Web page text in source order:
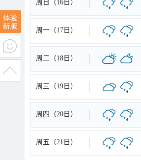
周日（16日）
周一（17日）
周二（18日）
周三（19日）
周四（20日）
周五（21日）